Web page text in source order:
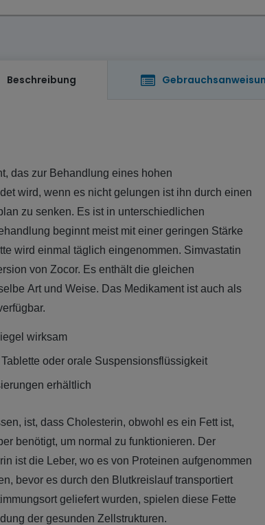
Beschreibung
das zur Behandlung eines hohen
wird, wenn es nicht gelungen ist ihn durch einen
zu senken. Es ist in unterschiedlichen
beginnt meist mit einer geringen Stärke
wird einmal täglich eingenommen. Simvastatin
von Zocor. Es enthält die gleichen
Art und Weise. Das Medikament ist auch als
wirksam
oder orale Suspensionsflüssigkeit
erhältlich
ist, dass Cholesterin, obwohl es ein Fett ist,
benötigt, um normal zu funktionieren. Der
ist die Leber, wo es von Proteinen aufgenommen
bevor es durch den Blutkreislauf transportiert
geliefert wurden, spielen diese Fette
der gesunden Zellstrukturen.